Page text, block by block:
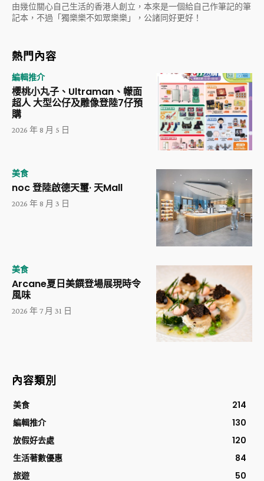
由幾位關心自己生活的香港人創立，本來是一個給自己作筆記的筆
記本，不過「獨樂樂不如眾樂樂」，公諸同好更好！
熱門內容
編輯推介
櫻桃小丸子、Ultraman、幪面
超人 大型公仔及雕像登陸7仔預
購
2026 年 8 月 5 日
美食
noc 登陸啟德天璽· 天Mall
2026 年 8 月 3 日
美食
Arcane夏日美饌登場展現時令
風味
2026 年 7 月 31 日
內容類別
美食
214
編輯推介
130
放假好去處
120
生活著數優惠
84
旅遊
50